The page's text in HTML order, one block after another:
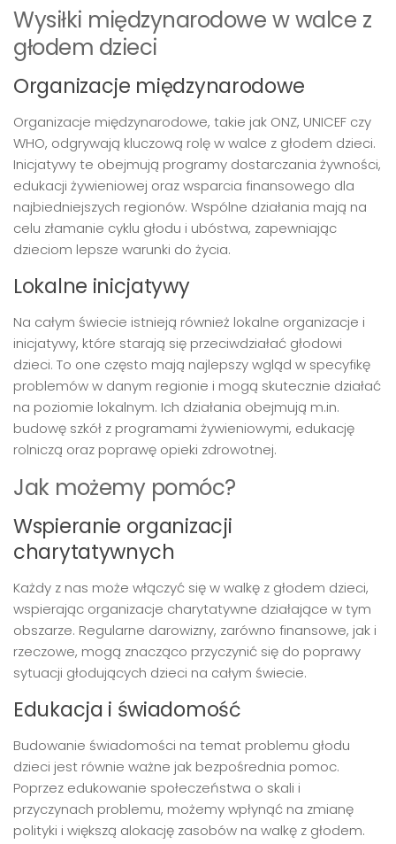
Wysiłki międzynarodowe w walce z
głodem dzieci
Organizacje międzynarodowe
Organizacje międzynarodowe, takie jak ONZ, UNICEF czy
WHO, odgrywają kluczową rolę w walce z głodem dzieci.
Inicjatywy te obejmują programy dostarczania żywności,
edukacji żywieniowej oraz wsparcia finansowego dla
najbiedniejszych regionów. Wspólne działania mają na
celu złamanie cyklu głodu i ubóstwa, zapewniając
dzieciom lepsze warunki do życia.
Lokalne inicjatywy
Na całym świecie istnieją również lokalne organizacje i
inicjatywy, które starają się przeciwdziałać głodowi
dzieci. To one często mają najlepszy wgląd w specyfikę
problemów w danym regionie i mogą skutecznie działać
na poziomie lokalnym. Ich działania obejmują m.in.
budowę szkół z programami żywieniowymi, edukację
rolniczą oraz poprawę opieki zdrowotnej.
Jak możemy pomóc?
Wspieranie organizacji
charytatywnych
Każdy z nas może włączyć się w walkę z głodem dzieci,
wspierając organizacje charytatywne działające w tym
obszarze. Regularne darowizny, zarówno finansowe, jak i
rzeczowe, mogą znacząco przyczynić się do poprawy
sytuacji głodujących dzieci na całym świecie.
Edukacja i świadomość
Budowanie świadomości na temat problemu głodu
dzieci jest równie ważne jak bezpośrednia pomoc.
Poprzez edukowanie społeczeństwa o skali i
przyczynach problemu, możemy wpłynąć na zmianę
polityki i większą alokację zasobów na walkę z głodem.